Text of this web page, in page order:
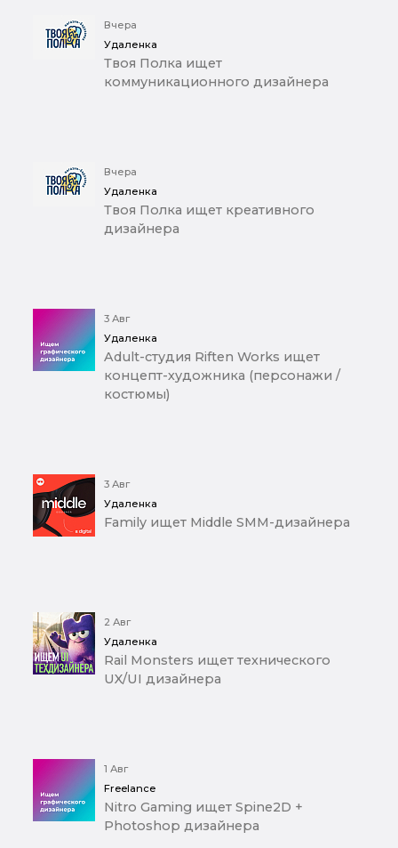
Вчера
Удаленка
Твоя Полка ищет
коммуникационного дизайнера
Вчера
Удаленка
Твоя Полка ищет креативного
дизайнера
3 Авг
Удаленка
Adult-студия Riften Works ищет
концепт-художника (персонажи /
костюмы)
3 Авг
Удаленка
Family ищет Middle SMM-дизайнера
2 Авг
Удаленка
Rail Monsters ищет технического
UX/UI дизайнера
1 Авг
Freelance
Nitro Gaming ищет Spine2D +
Photoshop дизайнера